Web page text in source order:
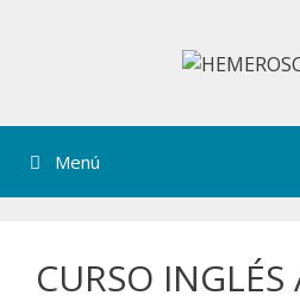
Menú
CURSO INGLÉS